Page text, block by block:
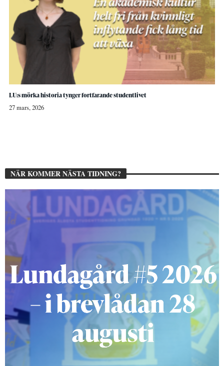
LU:s mörka historia tynger fortfarande studentlivet
27 mars, 2026
NÄR KOMMER NÄSTA TIDNING?